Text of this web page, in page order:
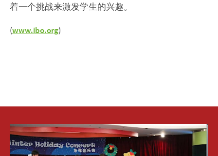
着一个挑战来激发学生的兴趣。
(www.ibo.org)